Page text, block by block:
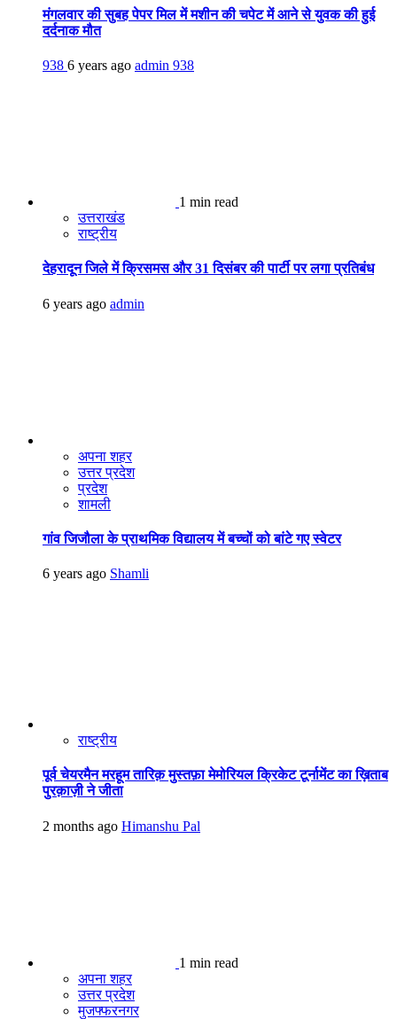
मंगलवार की सुबह पेपर मिल में मशीन की चपेट में आने से युवक की हुई
दर्दनाक मौत
938 6 years ago admin 938
1 min read
उत्तराखंड
राष्ट्रीय
देहरादून जिले में क्रिसमस और 31 दिसंबर की पार्टी पर लगा प्रतिबंध
6 years ago admin
अपना शहर
उत्तर प्रदेश
प्रदेश
शामली
गांव जिजौला के प्राथमिक विद्यालय में बच्चों को बांटे गए स्वेटर
6 years ago Shamli
राष्ट्रीय
पूर्व चेयरमैन मरहूम तारिक़ मुस्तफ़ा मेमोरियल क्रिकेट टूर्नामेंट का ख़िताब
पुरक़ाज़ी ने जीता
2 months ago Himanshu Pal
1 min read
अपना शहर
उत्तर प्रदेश
मुजफ्फरनगर